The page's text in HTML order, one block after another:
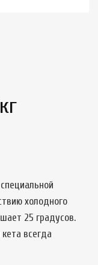
холодного
25 градусов.
всегда